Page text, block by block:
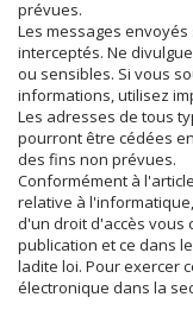
prévues.
Les messages
interceptés. Ne
ou sensibles. Si vous
informations, utilisez
Les adresses de tous
pourront être cédées
des fins non prévues.
Conformément à
relative à
d'un droit d'accès vous
publication et ce dans
ladite loi. Pour exercer
électronique dans la